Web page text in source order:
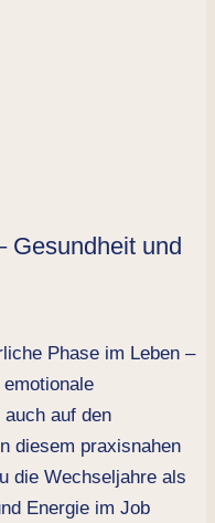
Gesundheit und
Phase im Leben –
auf den
diesem praxisnahen
die Wechseljahre als
Energie im Job